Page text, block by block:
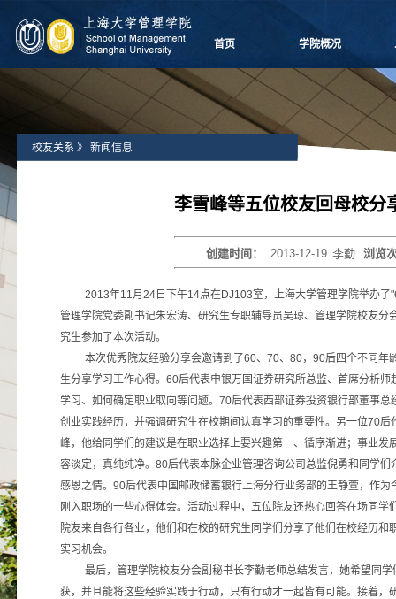
首页 学院概况
学院愿景
院长致辞
学院介绍
党群组织
学院制度
学院视频
历任领导
校友关系 》 新闻信息
李雪峰等五位校友回母校分
创建时间：2013-12-19 李勤 浏览
2013年11月24日
下午14点在DJ103室，上海大学管理学院举办
管理学院党委副书记朱宏涛、研究生专职辅导员吴琼、管理学院校友
究生参加了本次活动。
本次优秀院友经验分享会邀请到了60、70、80，90后四个不同年
生分享学习工作心得。60后代表申银万国证券研究所总监、首席分析
学习、如何确定职业取向等问题。70后代表西部证券投资银行部董事
创业实践经历，并强调研究生在校期间认真学习的重要性。另一位70
峰，他给同学们的建议是在职业选择上要兴趣第一、循序渐进；事业发
容淡定，真纯纯净。80后代表本脉企业管理咨询公司总监倪勇和同学
感恩之情。90后代表中国邮政储蓄银行上海分行业务部的王静萱，作
刚入职场的一些心得体会。活动过程中，五位院友还热心回答在场同学
院友来自各行各业，他们和在校的研究生同学们分享了他们在校经历和
实习机会。
最后，管理学院校友分会副秘书长李勤老师总结发言，她希望同
获，并且能将这些经验实践于行动，只有行动才一起皆有可能。接着，